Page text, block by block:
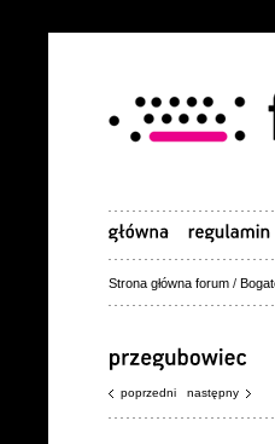
Strona główna forum /
poprzedni następny